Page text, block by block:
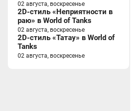
02 августа, воскресенье
2D-стиль «Неприятности в
раю» в World of Tanks
02 августа, воскресенье
2D-стиль «Татау» в World of
Tanks
02 августа, воскресенье